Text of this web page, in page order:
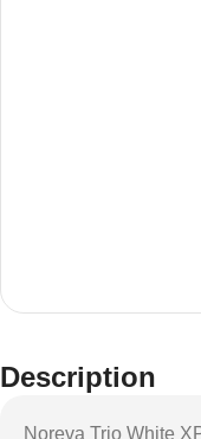
Description
Noreva Trio White